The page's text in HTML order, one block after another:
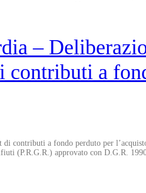
–
a
di contributi a fondo perduto per
(P.R.G.R.) approvato con D.G.R.